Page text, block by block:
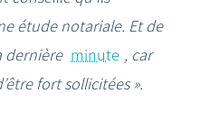
étude notariale. Et de
dernière minute , car
fort sollicitées ».